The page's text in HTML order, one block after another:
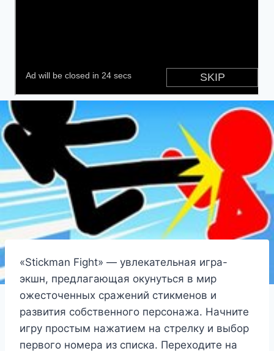
«Stickman Fight» — увлекательная игра-
экшн, предлагающая окунуться в мир
ожесточенных сражений стикменов и
развития собственного персонажа. Начните
игру простым нажатием на стрелку и выбор
первого номера из списка. Переходите на